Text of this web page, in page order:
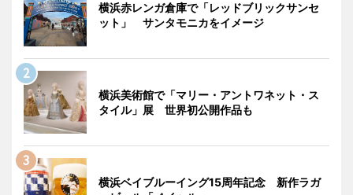
横浜赤レンガ倉庫で「レッドブリックサンセ
ット」 サンタモニカをイメージ
横浜美術館で「マリー・アントワネット・ス
タイル」展 世界初公開作品も
横浜ベイブルーイング15周年記念 新作ラガ